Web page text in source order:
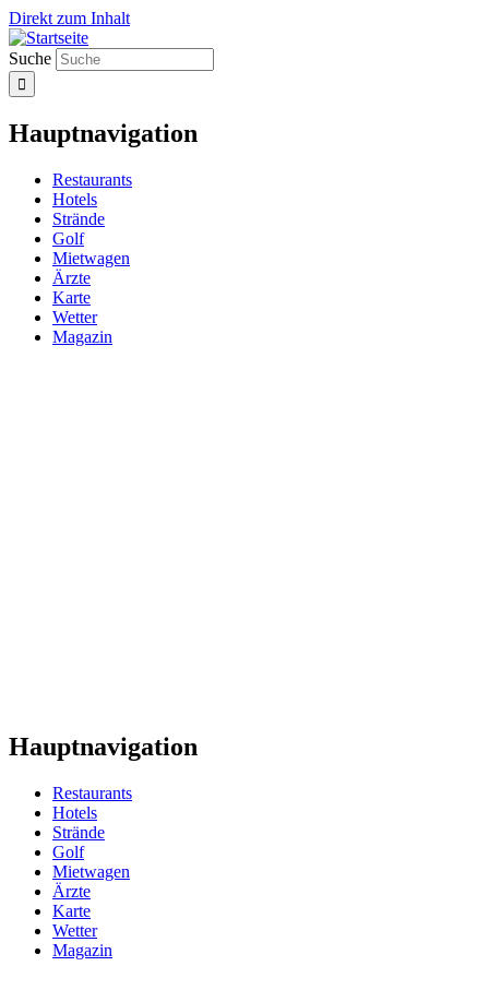
Direkt zum Inhalt
Suche
Hauptnavigation
Restaurants
Hotels
Strände
Golf
Mietwagen
Ärzte
Karte
Wetter
Magazin
Hauptnavigation
Restaurants
Hotels
Strände
Golf
Mietwagen
Ärzte
Karte
Wetter
Magazin